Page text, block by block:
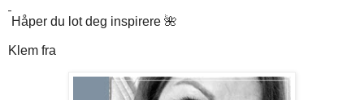
Håper du lot deg inspirere 🌺
Klem fra